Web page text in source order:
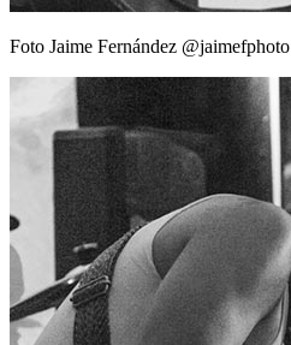
Foto Jaime Fernández @jaimefphoto